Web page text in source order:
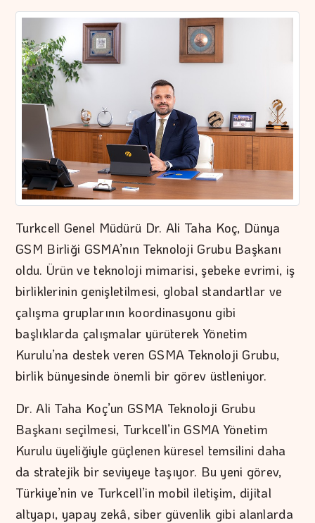
Turkcell Genel Müdürü Dr. Ali Taha Koç, Dünya
GSM Birliği GSMA’nın Teknoloji Grubu Başkanı
oldu. Ürün ve teknoloji mimarisi, şebeke evrimi, iş
birliklerinin genişletilmesi, global standartlar ve
çalışma gruplarının koordinasyonu gibi
başlıklarda çalışmalar yürüterek Yönetim
Kurulu’na destek veren GSMA Teknoloji Grubu,
birlik bünyesinde önemli bir görev üstleniyor.
Dr. Ali Taha Koç’un GSMA Teknoloji Grubu
Başkanı seçilmesi, Turkcell’in GSMA Yönetim
Kurulu üyeliğiyle güçlenen küresel temsilini daha
da stratejik bir seviyeye taşıyor. Bu yeni görev,
Türkiye’nin ve Turkcell’in mobil iletişim, dijital
altyapı, yapay zekâ, siber güvenlik gibi alanlarda